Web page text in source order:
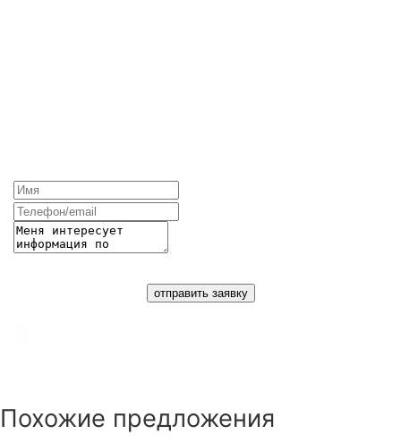
отправить заявку
Похожие предложения